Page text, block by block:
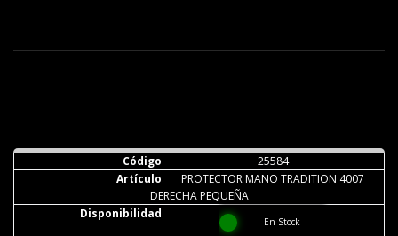
25584
PROTECTOR MANO TRADITION 4007
DERECHA PEQUEÑA
En Stock